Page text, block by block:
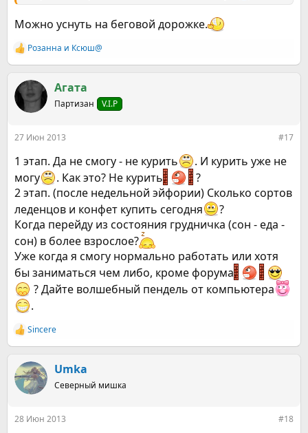
Можно уснуть на беговой дорожке.
Р
е
к
ц
и
Розанна и Ксюш@
Агата
Партизан V.I.P
27 Июн 2013 #17
1 этап. Да не смогу - не курить
. И курить уже не
могу
. Как это? Не курить
?
2 этап. (после недельной эйфории) Сколько сортов
леденцов и конфет купить сегодня
?
Когда перейду из состояния грудничка (сон - еда -
сон) в более взрослое?
Уже когда я смогу нормально работать или хотя
бы заниматься чем либо, кроме форума
? Дайте волшебный пендель от компьютера
.
Р
е
к
ц
и
Sincere
Umka
Северный мишка
28 Июн 2013 #18